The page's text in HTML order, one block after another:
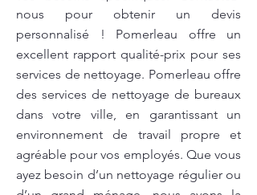
nous pour obtenir un devis
personnalisé ! Pomerleau offre un
excellent rapport qualité-prix pour ses
services de nettoyage. Pomerleau offre
des services de nettoyage de bureaux
dans votre ville, en garantissant un
environnement de travail propre et
agréable pour vos employés. Que vous
ayez besoin d’un nettoyage régulier ou